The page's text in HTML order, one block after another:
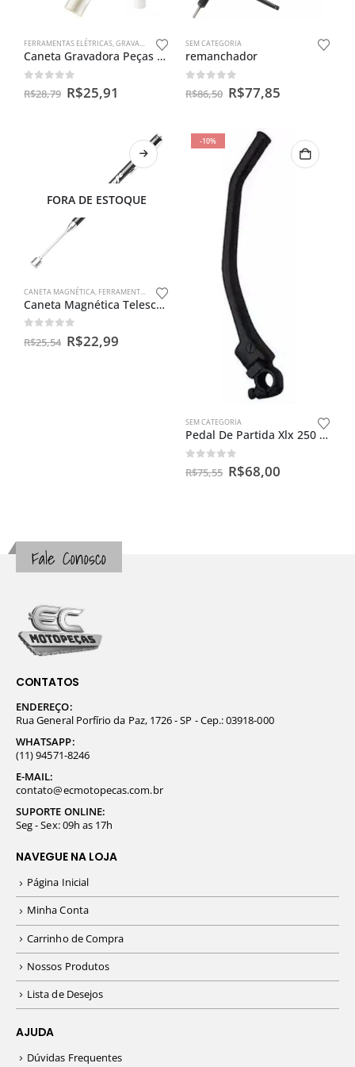
FERRAMENTAS ELÉTRICAS,GRAVADOR DE PEÇAS ,SEM CATEGORIA
Caneta Gravadora Peças Objetos Metal Plastico Madeira
out of 5
R$28,79 R$25,91
SEM CATEGORIA
remanchador
out of 5
R$86,50 R$77,85
FORA DE ESTOQUE
CANETA MAGNÉTICA, FERRAMENTAS ESPECIAIS SEM CATEGORIA
Caneta Magnética Telescópica – 2 Libras
out of 5
R$25,54 R$22,99
-10%
SEM CATEGORIA
Pedal De Partida Xlx 250 /xlx350 Completo
out of 5
R$75,55 R$68,00
Fale Conosco
CONTATOS
ENDEREÇO:
Rua General Porfírio da Paz, 1726 - SP - Cep.: 03918-000
WHATSAPP:
(11) 94571-8246
E-MAIL:
contato@ecmotopecas.com.br
SUPORTE ONLINE:
Seg - Sex: 09h as 17h
NAVEGUE NA LOJA
Página Inicial
Minha Conta
Carrinho de Compra
Nossos Produtos
Lista de Desejos
AJUDA
Dúvidas Frequentes